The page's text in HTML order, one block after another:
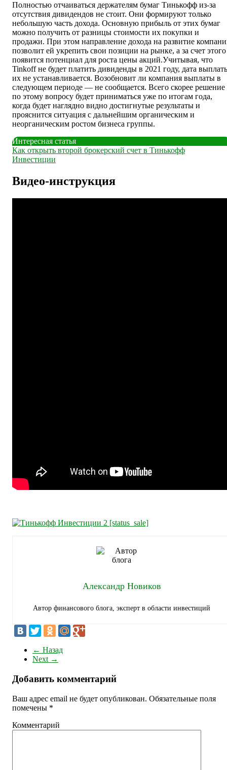
Полностью отчаиваться держателям бумаг Тинькофф из-за
отсутствия дивидендов не стоит. Они формируют только
небольшую часть дохода. Основную прибыль от этих бумаг
можно получить от разницы стоимости их покупки и
продажи. При этом направление дохода на развитие
позволит ей укрепить свои позиции на рынке, а за счет этого
появится потенциал для роста цены акций.Учитывая, что
Tinkoff не будет платить дивиденды в 2021 году, дата
их не устанавливается. Возобновит ли компания выплаты в
следующем периоде — не сообщается. Всего скорее решение
по этому вопросу будет приниматься уже по итогам года,
когда будет наглядно видно достигнутые результаты и
прояснится ситуация с дальнейшим органическим и
неорганическим ростом бизнеса группы.
Интересная статья
Как открыть второй брокерский счет в Тинькофф
Инвестиции
Видео-инструкция
Александр Новиков
Автор финансового блога, эксперт в области инвестиций
← Назад
Next →
Добавить комментарий
Ваш адрес email не будет опубликован. Обязательные поля
помечены *
Комментарий